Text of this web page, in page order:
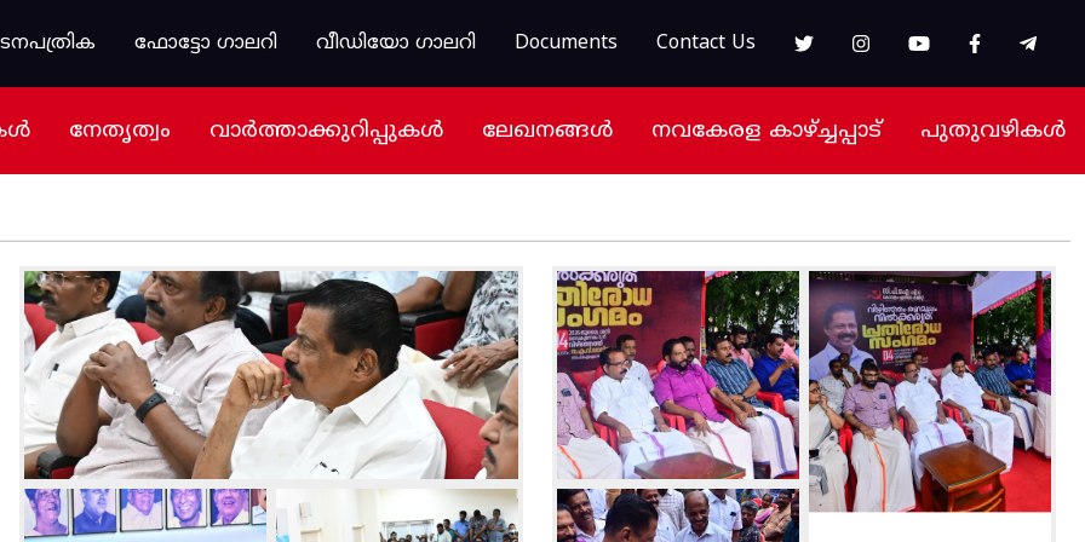
ഫോട്ടോ ഗാലറി വീഡിയോ ഗാലറി Documents Contact Us
നേതൃത്വം വാർത്താക്കുറിപ്പുകൾ ലേഖനങ്ങൾ നവകേരള കാഴ്ച്ചപ്പാട് പുതുവഴികൾ